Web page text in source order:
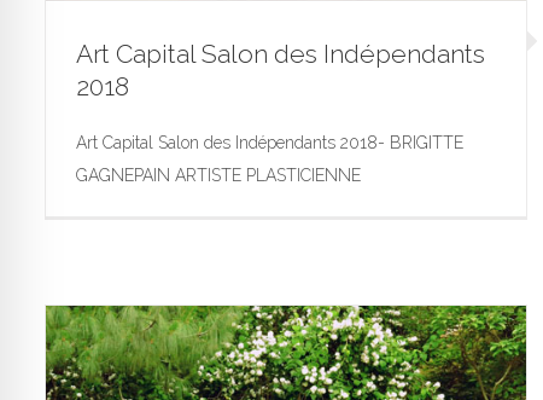
Art Capital Salon des Indépendants 2018
Exposition Photographie Photographie Portfolio
Art Capital Salon des Indépendants
2018
Art Capital Salon des Indépendants 2018- BRIGITTE
GAGNEPAIN ARTISTE PLASTICIENNE